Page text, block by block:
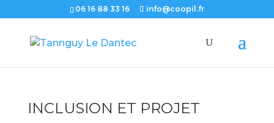
06 16 88 33 16 info@coopil.fr
INCLUSION ET PROJET